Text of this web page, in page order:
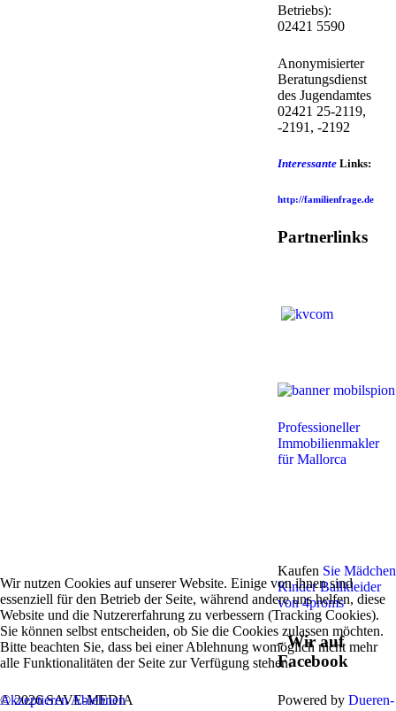
Betriebs):
02421 5590
Anonymisierter
Beratungsdienst
des Jugendamtes
02421 25-2119,
-2191, -2192
InteressanteLinks:
http://familienfrage.de
Partnerlinks
Professioneller
Immobilienmakler
für Mallorca
Kaufen Sie Mädchen
Kinder Ballkleider
von 4proms
- Wir auf
Facebook
© 2026 SAVE-MEDIA
Powered by Dueren-
Wir nutzen Cookies auf unserer Website. Einige von ihnen sind
essenziell für den Betrieb der Seite, während andere uns helfen, diese
Website und die Nutzererfahrung zu verbessern (Tracking Cookies).
Sie können selbst entscheiden, ob Sie die Cookies zulassen möchten.
Bitte beachten Sie, dass bei einer Ablehnung womöglich nicht mehr
alle Funktionalitäten der Seite zur Verfügung stehen.
AkzeptierenAblehnen